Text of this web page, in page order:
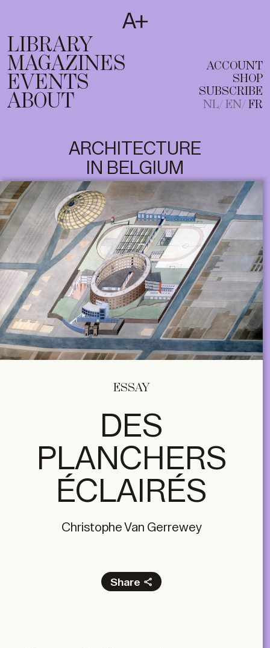
T
EN FR
LIBRARY
MAGAZINES
EVENTS
ABOUT
ACCOUNT
SHOP
SUBSCRIBE
NL EN FR
ARCHITECTURE
IN BELGIUM
ESSAY
DES
PLANCHERS
ÉCLAIRÉS
Christophe Van Gerrewey
Share